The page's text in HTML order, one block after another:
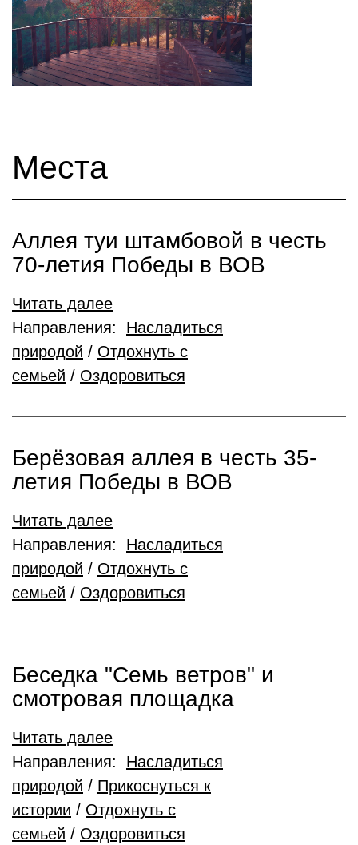
Места
Аллея туи штамбовой в честь
70-летия Победы в ВОВ
Читать далее
Направления: Насладиться
природой / Отдохнуть с
семьей / Оздоровиться
Берёзовая аллея в честь 35-
летия Победы в ВОВ
Читать далее
Направления: Насладиться
природой / Отдохнуть с
семьей / Оздоровиться
Беседка "Семь ветров" и
смотровая площадка
Читать далее
Направления: Насладиться
природой / Прикоснуться к
истории / Отдохнуть с
семьей / Оздоровиться